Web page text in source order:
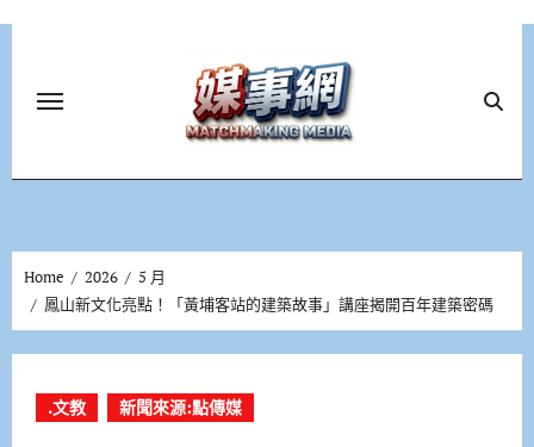
Home 2026
5 月
鳳山新文化亮點！「黃埔客站的建築故事」講座揭開百年建築密碼
.文教 新聞來源:點傳媒